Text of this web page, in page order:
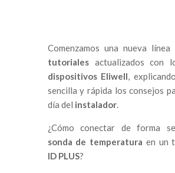
Comenzamos una nueva
tutorialesactualizados con
dispositivos Eliwell,
sencilla y rápida los consejos
día del instalador.
¿Cómo conectar de forma
sonda de temperatura en un
ID PLUS?